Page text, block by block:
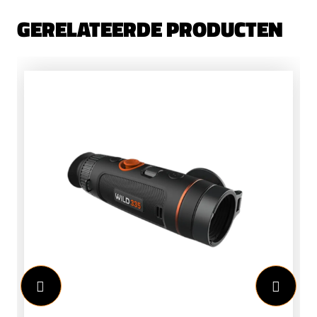
GERELATEERDE PRODUCTEN